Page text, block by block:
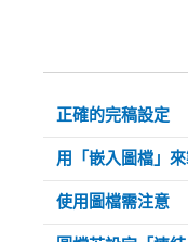
正確的完稿設定
用「嵌入圖檔」
使用圖檔需注意